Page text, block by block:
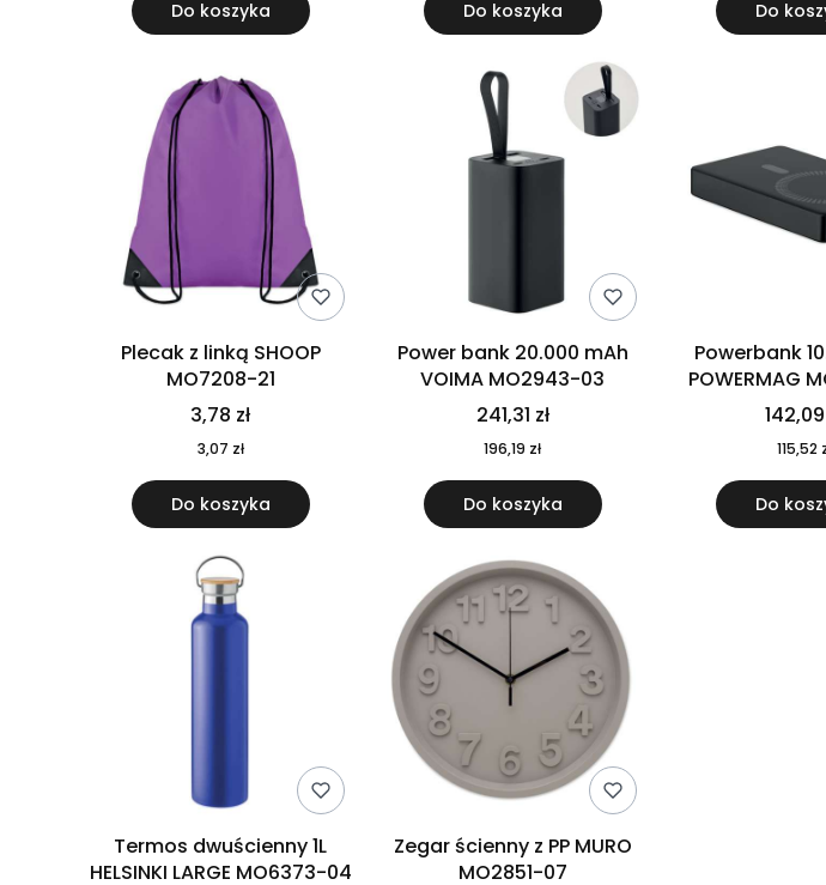
Do koszyka Do koszyka Do
Plecak z linką SHOOP
MO7208-21
3,78 zł
3,07 zł
Do koszyka
Power bank 20.000 mAh
VOIMA MO2943-03
241,31 zł
196,19 zł
Do koszyka
Powerbank
POWERMAG
142,09
115,52
Do
Termos dwuścienny 1L
HELSINKI LARGE MO6373-04
Zegar ścienny z PP MURO
MO2851-07